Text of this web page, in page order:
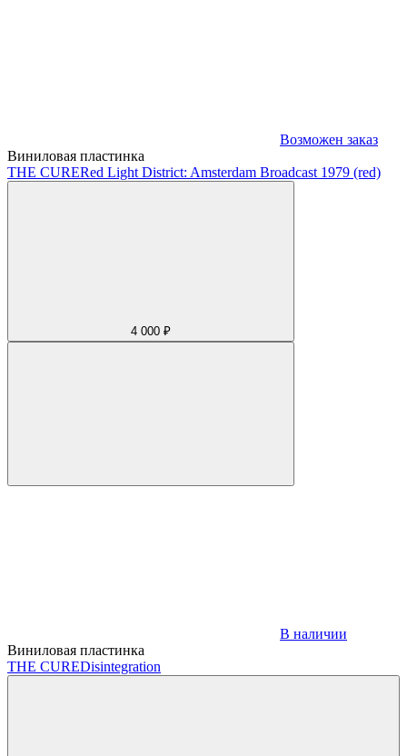
Возможен заказ
Виниловая пластинка
THE CURERed Light District: Amsterdam Broadcast 1979 (red)
4 000 ₽
В наличии
Виниловая пластинка
THE CUREDisintegration